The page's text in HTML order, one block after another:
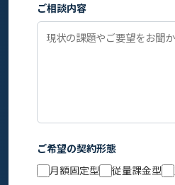
ご相談内容
ご希望の契約形態
月額固定型
従量課金型